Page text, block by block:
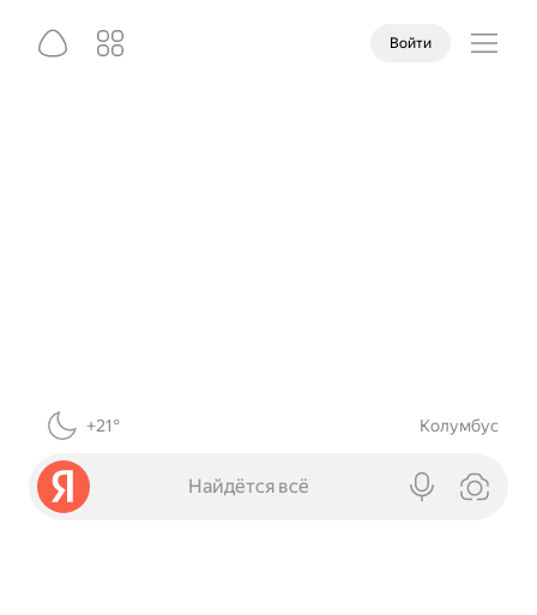
Войти
+21° Колумбус
Найдётся всё